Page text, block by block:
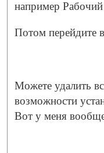
например Рабочий
Потом перейдите
Можете удалить
возможности
Вот у меня